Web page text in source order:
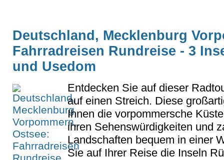
Deutschland, Mecklenburg
Fahrradreisen Rundreise - 3
und Usedom
Entdecken Sie auf dieser
auf einen Streich. Diese
Ihnen die vorpommersche
ihren Sehenswürdigkeiten und
Landschaften bequem in einer
Sie auf Ihrer Reise die Inseln